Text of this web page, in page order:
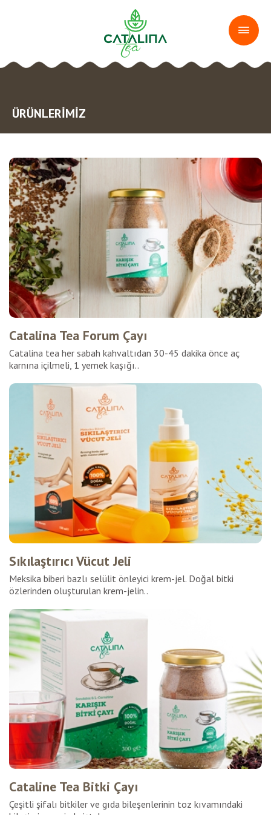
ÜRÜNLERİMİZ
Catalina Tea Forum Çayı
Catalina tea her sabah kahvaltıdan 30-45 dakika önce aç
karnına içilmeli, 1 yemek kaşığı..
Sıkılaştırıcı Vücut Jeli
Meksika biberi bazlı selülit önleyici krem-jel. Doğal bitki
özlerinden oluşturulan krem-jelin..
Cataline Tea Bitki Çayı
Çeşitli şifalı bitkiler ve gıda bileşenlerinin toz kıvamındaki